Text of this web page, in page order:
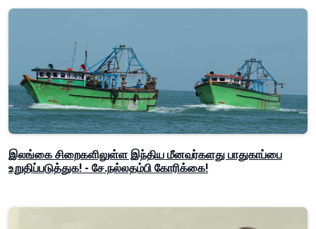
இலங்கை சிறைகளிலுள்ள இந்திய மீனவர்களது பாதுகாப்பை
உறுதிப்படுத்துக! - சே.நல்லதம்பி கோரிக்கை!